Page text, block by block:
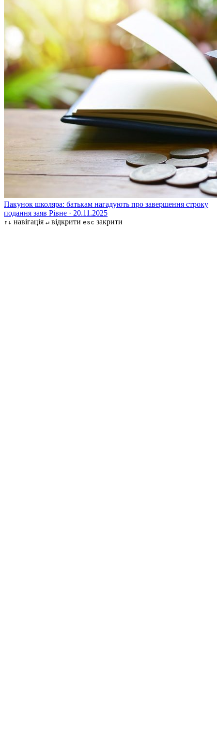
Пакунок школяра: батькам нагадують про завершення строку
подання заяв Рівне · 20.11.2025
↑↓ навігація ↵ відкрити esc закрити